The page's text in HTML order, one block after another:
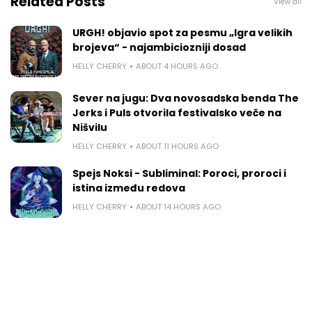
URGH! objavio spot za pesmu „Igra velikih
brojeva“ - najambiciozniji dosad
HELLY CHERRY ABOUT 4 HOURS AGO
Sever na jugu: Dva novosadska benda The
Jerks i Puls otvorila festivalsko veče na
Nišvilu
HELLY CHERRY ABOUT 11 HOURS AGO
Spejs Noksi - Subliminal: Poroci, proroci i
istina između redova
HELLY CHERRY ABOUT 14 HOURS AGO